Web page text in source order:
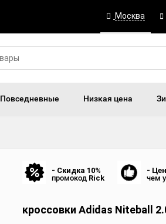
Москва
Повседневные Низкая цена
- Скидка 10%
промокод Rick
-
чем
кроссовки Adidas Niteball